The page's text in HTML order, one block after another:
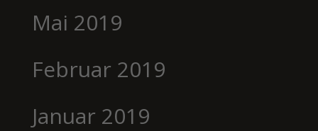
Mai 2019
Februar 2019
Januar 2019